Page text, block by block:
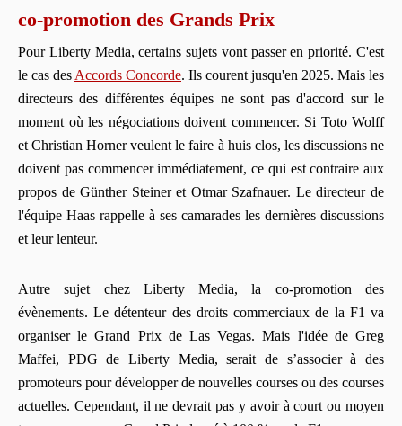
co-promotion des Grands Prix
Pour Liberty Media, certains sujets vont passer en priorité. C'est
le cas des Accords Concorde. Ils courent jusqu'en 2025. Mais les
directeurs des différentes équipes ne sont pas d'accord sur le
moment où les négociations doivent commencer. Si Toto Wolff
et Christian Horner veulent le faire à huis clos, les discussions ne
doivent pas commencer immédiatement, ce qui est contraire aux
propos de Günther Steiner et Otmar Szafnauer. Le directeur de
l'équipe Haas rappelle à ses camarades les dernières discussions
et leur lenteur.
Autre sujet chez Liberty Media, la co-promotion des
évènements. Le détenteur des droits commerciaux de la F1 va
organiser le Grand Prix de Las Vegas. Mais l'idée de Greg
Maffei, PDG de Liberty Media, serait de s’associer à des
promoteurs pour développer de nouvelles courses ou des courses
actuelles. Cependant, il ne devrait pas y avoir à court ou moyen